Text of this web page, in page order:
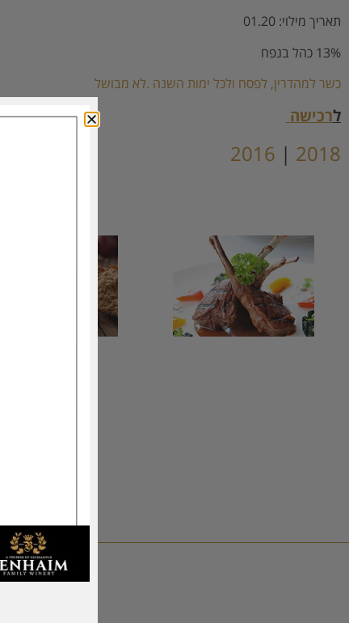
תאריך מילוי: 01.20
13% כהל בנפח
כשר למהדרין, לפסח ולכל ימות השנה .לא מבושל
לרכישה
2018
|
2016